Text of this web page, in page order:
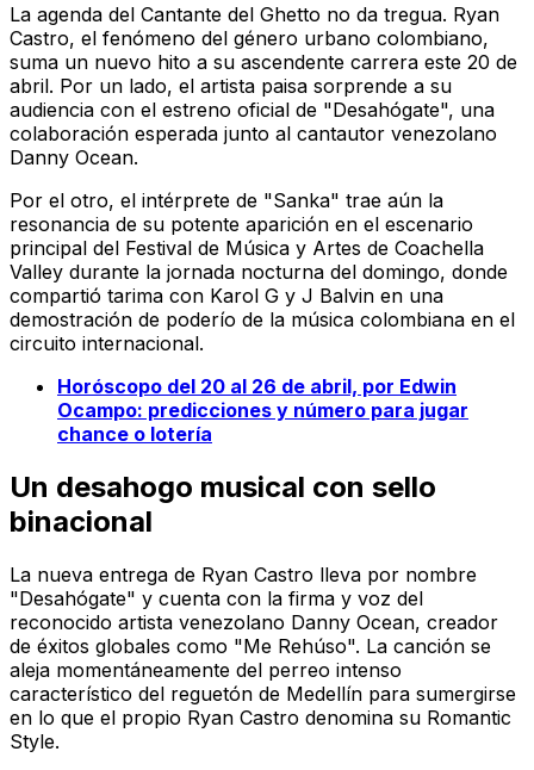
La agenda del Cantante del Ghetto no da tregua. Ryan
Castro, el fenómeno del género urbano colombiano,
suma un nuevo hito a su ascendente carrera este 20 de
abril. Por un lado, el artista paisa sorprende a su
audiencia con el estreno oficial de "Desahógate", una
colaboración esperada junto al cantautor venezolano
Danny Ocean.
Por el otro, el intérprete de "Sanka" trae aún la
resonancia de su potente aparición en el escenario
principal del Festival de Música y Artes de Coachella
Valley durante la jornada nocturna del domingo, donde
compartió tarima con Karol G y J Balvin en una
demostración de poderío de la música colombiana en el
circuito internacional.
Horóscopo del 20 al 26 de abril, por Edwin
Ocampo: predicciones y número para jugar
chance o lotería
Un desahogo musical con sello
binacional
La nueva entrega de Ryan Castro lleva por nombre
"Desahógate" y cuenta con la firma y voz del
reconocido artista venezolano Danny Ocean, creador
de éxitos globales como "Me Rehúso". La canción se
aleja momentáneamente del perreo intenso
característico del reguetón de Medellín para sumergirse
en lo que el propio Ryan Castro denomina su Romantic
Style.